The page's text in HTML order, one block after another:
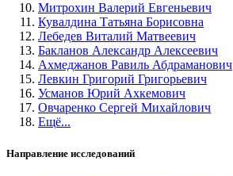
Митрохин Валерий Евгеньевич
Кувалдина Татьяна Борисовна
Лебедев Виталий Матвеевич
Бакланов Александр Алексеевич
Ахмеджанов Равиль Абдраманович
Левкин Григорий Григорьевич
Усманов Юрий Ахкемович
Овчаренко Сергей Михайлович
Ещё...
Направление исследований